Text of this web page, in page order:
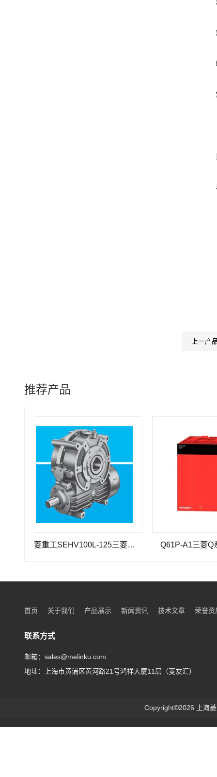
上一产
推荐产品
三菱重工SEHV100L-125三菱重工蜗轮蜗杆减速机SEHV100L-125 Q61P-A1三菱Q系列电
首页 关于我们 产品展示 新闻资讯 技术文章 荣誉资
联系方式
邮箱：sales@melinku.com
地址：上海市黄浦区黄河路21号鸿祥大厦11层（菱友汇）
Copyright©2026 上海